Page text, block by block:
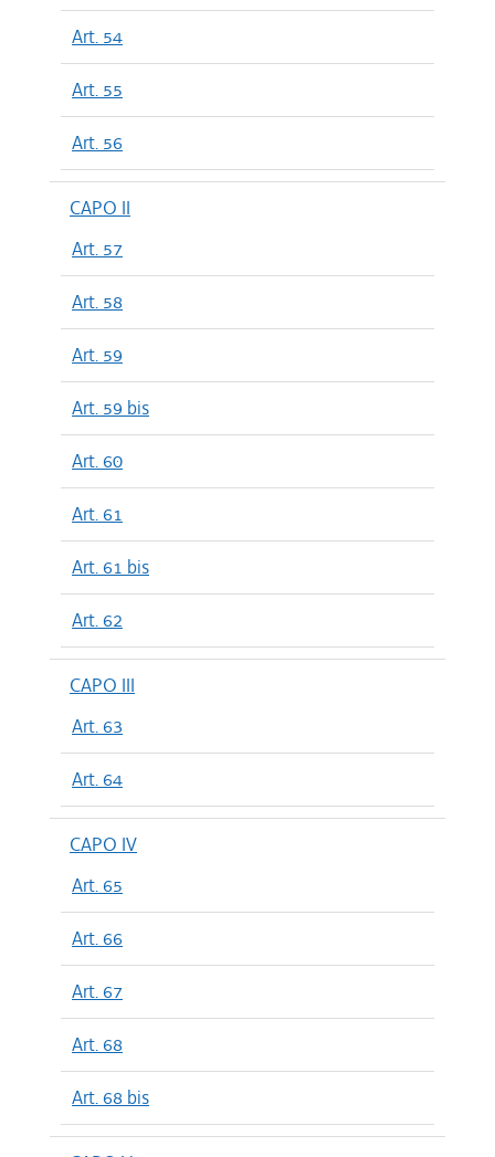
Art. 54
Art. 55
Art. 56
CAPO II
Art. 57
Art. 58
Art. 59
Art. 59 bis
Art. 60
Art. 61
Art. 61 bis
Art. 62
CAPO III
Art. 63
Art. 64
CAPO IV
Art. 65
Art. 66
Art. 67
Art. 68
Art. 68 bis